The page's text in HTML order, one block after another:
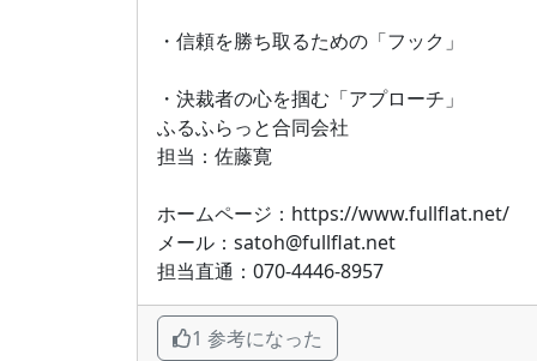
・信頼を勝ち取るための「フック」
・決裁者の心を掴む「アプローチ」
ふるふらっと合同会社
担当：佐藤寛
ホームページ：https://www.fullflat.net/
メール：satoh@fullflat.net
担当直通：070-4446-8957
1 参考になった